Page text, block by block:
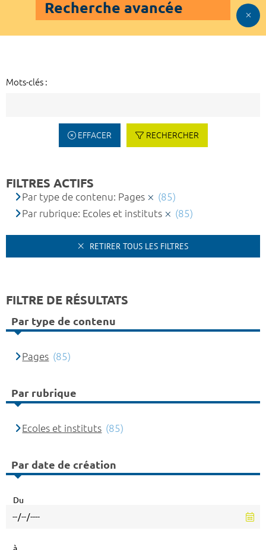
Recherche avancée
Mots-clés :
EFFACER RECHERCHER
FILTRES ACTIFS
Par type de contenu: Pages
(85)
Par rubrique: Ecoles et instituts
(85)
RETIRER TOUS LES FILTRES
FILTRE DE RÉSULTATS
Par type de contenu
Pages (85)
Par rubrique
Ecoles et instituts (85)
Par date de création
Du